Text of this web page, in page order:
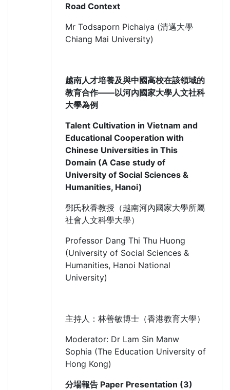
Road Context
Mr Todsaporn Pichaiya (清邁大學
Chiang Mai University)
越南人才培養及與中國高校在該領域的
教育合作——以河內國家大學人文社科
大學為例
Talent Cultivation in Vietnam and
Educational Cooperation with
Chinese Universities in This
Domain (A Case study of
University of Social Sciences &
Humanities, Hanoi)
鄧氏秋香教授（越南河內國家大學所屬
社會人文科學大學）
Professor Dang Thi Thu Huong
(University of Social Sciences &
Humanities, Hanoi National
University)
主持人：林善敏博士（香港教育大學）
Moderator: Dr Lam Sin Manw
Sophia (The Education University of
Hong Kong)
分場報告 Paper Presentation (3)